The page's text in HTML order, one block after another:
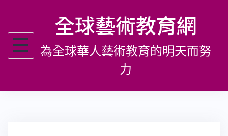
主
全球藝術教育網
為全球華人藝術教育的明天而努
力